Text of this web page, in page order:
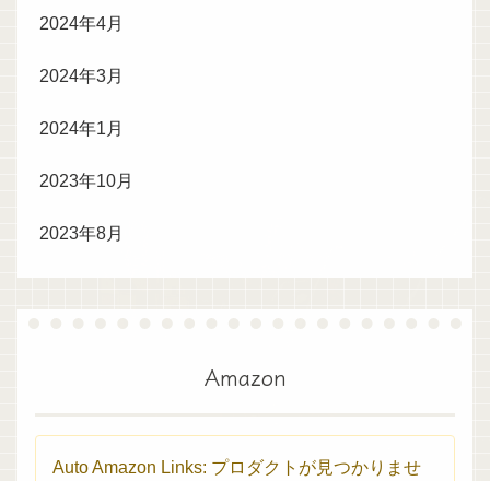
2024年4月
2024年3月
2024年1月
2023年10月
2023年8月
Amazon
Auto Amazon Links: プロダクトが見つかりませ